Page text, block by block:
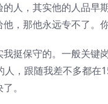
人，其实他的人品早
，那他永远专不了。
挺保守的。一般关键
人，跟随我差不多都
。